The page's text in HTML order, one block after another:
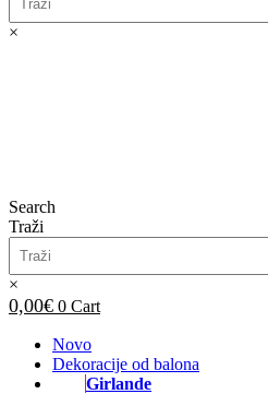
×
Search
Traži
×
0,00€ 0 Cart
Novo
Dekoracije od balona
Girlande